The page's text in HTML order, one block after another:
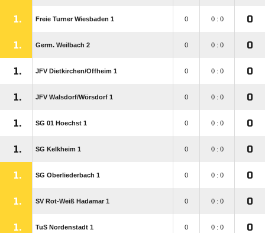
1. Freie Turner Wiesbaden 1 0 0 : 0 0
1. Germ. Weilbach 2 0 0 : 0 0
1. JFV Dietkirchen/​Offheim 1 0 0 : 0 0
1. JFV Walsdorf/​Wörsdorf 1 0 0 : 0 0
1. SG 01 Hoechst 1 0 0 : 0 0
1. SG Kelkheim 1 0 0 : 0 0
1. SG Oberliederbach 1 0 0 : 0 0
1. SV Rot-Weiß Hadamar 1 0 0 : 0 0
1. TuS Nordenstadt 1 0 0 : 0 0